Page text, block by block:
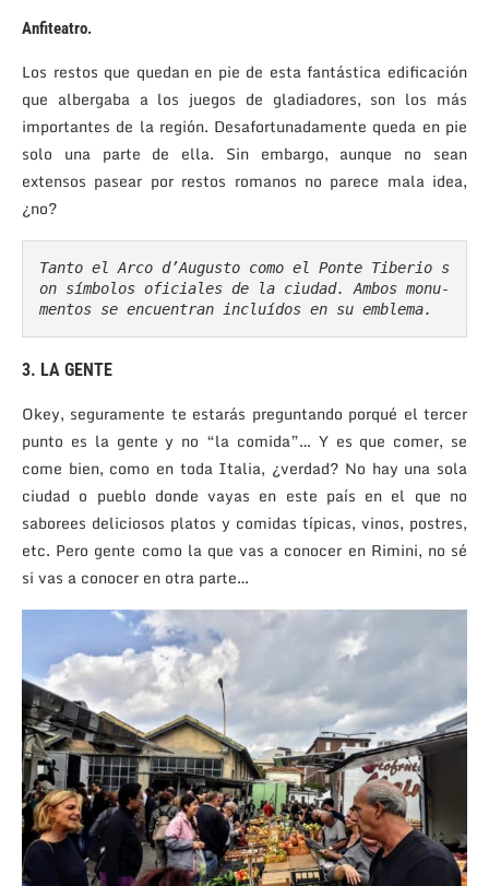
Anfiteatro.
Los restos que quedan en pie de esta fantástica edificación
que albergaba a los juegos de gladiadores, son los más
importantes de la región. Desafortunadamente queda en pie
solo una parte de ella. Sin embargo, aunque no sean
extensos pasear por restos romanos no parece mala idea,
¿no?
Tanto el Arco d’Augusto como el Ponte Tiberio s
on símbolos oficiales de la ciudad. Ambos monu-
mentos se encuentran incluídos en su emblema.
3. LA GENTE
Okey, seguramente te estarás preguntando porqué el tercer
punto es la gente y no “la comida”… Y es que comer, se
come bien, como en toda Italia, ¿verdad? No hay una sola
ciudad o pueblo donde vayas en este país en el que no
saborees deliciosos platos y comidas típicas, vinos, postres,
etc. Pero gente como la que vas a conocer en Rimini, no sé
si vas a conocer en otra parte…